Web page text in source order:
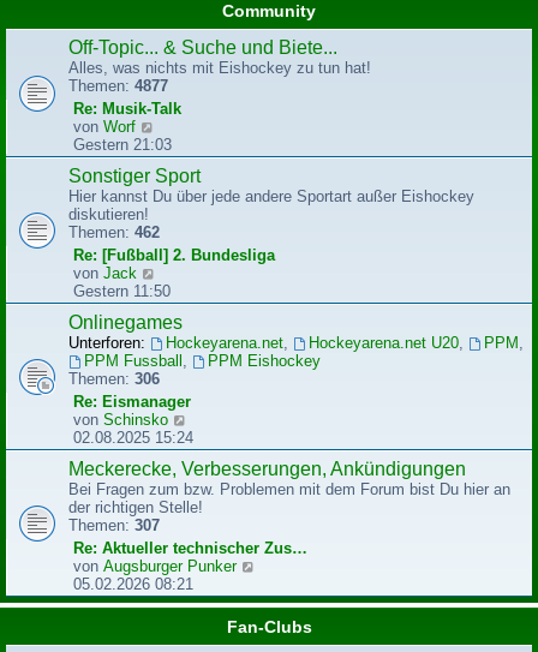
g
t
e
r
a
g
Community
Off-Topic... & Suche und Biete...
Alles, was nichts mit Eishockey zu tun hat!
Themen: 4877
Re: Musik-Talk
von Worf
e
u
e
s
e
r
B
e
i
t
r
a
g
Gestern 21:03
Sonstiger Sport
Hier kannst Du über jede andere Sportart außer Eishockey
diskutieren!
Themen: 462
Re: [Fußball] 2. Bundesliga
von Jack
e
u
e
s
t
e
r
B
e
i
t
r
a
g
Gestern 11:50
Onlinegames
Unterforen: Hockeyarena.net, Hockeyarena.net U20, PPM ,
PPM Fussball ,
PPM Eishockey
Themen: 306
Re: Eismanager
von Schinsko
e
u
e
s
t
r
B
e
i
02.08.2025 15:24
Meckerecke, Verbesserungen, Ankündigungen
Bei Fragen zum bzw. Problemen mit dem Forum bist Du hier an
der richtigen Stelle!
Themen: 307
Re: Aktueller technischer Zus…
von Augsburger Punker
u
s
05.02.2026 08:21
Fan-Clubs